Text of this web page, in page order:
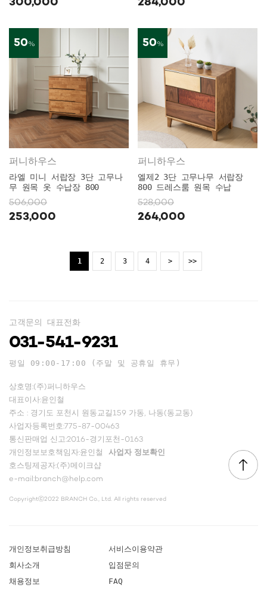
50%
퍼니하우스
라엘 미니 서랍장 3단 고무나
무 원목 옷 수납장 800
506,000
253,000
50%
퍼니하우스
엘제2 3단 고무나무 서랍장
800 드레스룸 원목 수납
528,000
264,000
1 2 3 4 > >>
고객문의 대표전화
031-541-9231
평일 09:00-17:00 (주말 및 공휴일 휴무)
상호명:(주)퍼니하우스
대표이사:윤인철
주소 : 경기도 포천시 원동교길159 가동, 나동(동교동)
사업자등록번호:775-87-00463
통신판매업 신고:2016-경기포천-0163
개인정보보호책임자:윤인철
사업자 정보확인
호스팅제공자:(주)메이크샵
e-mail:branch@help.com
Copyrightⓒ2022 BRANCH Co., Ltd. All rights reserved
개인정보취급방침
서비스이용약관
회사소개
입점문의
채용정보
FAQ